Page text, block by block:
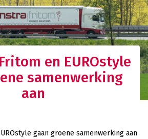
en EUROstyle
samenwerking
aan
gaan groene samenwerking aan